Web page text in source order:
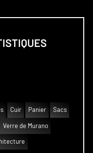
Cuir Panier Sacs
Verre de Murano